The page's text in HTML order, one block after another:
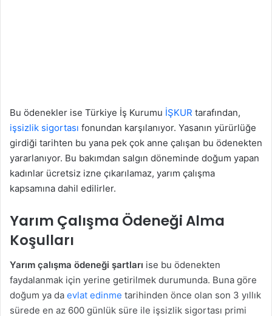
Bu ödenekler ise Türkiye İş Kurumu İŞKUR tarafından,
işsizlik sigortası fonundan karşılanıyor. Yasanın yürürlüğe
girdiği tarihten bu yana pek çok anne çalışan bu ödenekten
yararlanıyor. Bu bakımdan salgın döneminde doğum yapan
kadınlar ücretsiz izne çıkarılamaz, yarım çalışma
kapsamına dahil edilirler.
Yarım Çalışma Ödeneği Alma
Koşulları
Yarım çalışma ödeneği şartları ise bu ödenekten
faydalanmak için yerine getirilmek durumunda. Buna göre
doğum ya da evlat edinme tarihinden önce olan son 3 yıllık
sürede en az 600 günlük süre ile işsizlik sigortası primi